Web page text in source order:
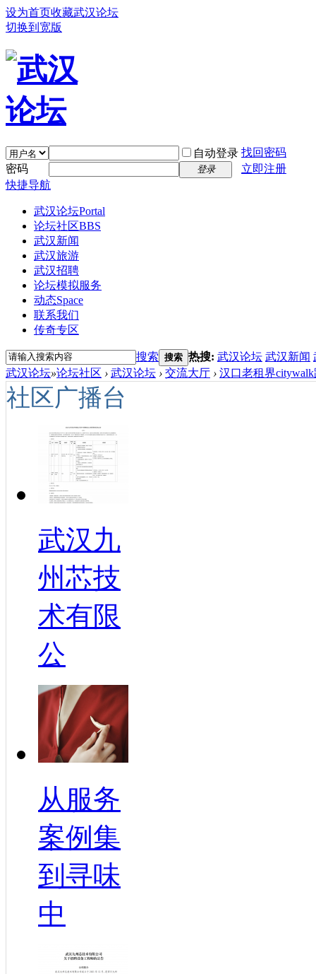
设为首页收藏武汉论坛
切换到宽版
自动登录 找回密码
密码
登录
立即注册
快捷导航
武汉论坛Portal
论坛社区BBS
武汉新闻
武汉旅游
武汉招聘
论坛模拟服务
动态Space
联系我们
传奇专区
搜索 搜索 热搜: 武汉论坛 武汉新闻
武汉论坛»论坛社区 › 武汉论坛 › 交流大厅 › 汉口老租界
社区广播台
武汉九
州芯技
术有限
公
从服务
案例集
到寻味
中